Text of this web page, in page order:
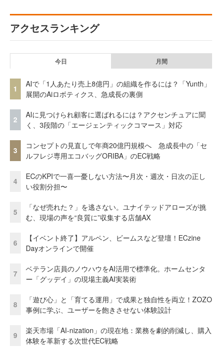
アクセスランキング
今日 月間
1
AIで「1人あたり売上8億円」の組織を作るには？「Yunth」
展開のAiロボティクス、急成長の裏側
2
AIに見つけられ顧客に選ばれるには？アクセンチュアに聞
く、3段階の「エージェンティックコマース」対応
3
コンセプトの見直しで年商20億円規模へ 急成長中の「セ
ルフレジ専用エコバッグORIBA」のEC戦略
4
ECのKPIで一喜一憂しない方法〜月次・週次・日次の正し
い役割分担〜
5
「なぜ売れた？」を逃さない。ユナイテッドアローズが挑
む、現場の声を“良質に”収集する店舗AX
6
【イベント終了】アルペン、ビームスなど登壇！ECzine
Dayオンラインで開催
7
ベテラン店員のノウハウをAI活用で標準化。ホームセンタ
ー「グッデイ」の現場主義AI実装術
8
「遊び心」と「育てる運用」で成果と独自性を両立！ZOZO
事例に学ぶ、ユーザーを飽きさせない体験設計
9
楽天市場「AI-nization」の現在地：業務を劇的削減し、購入
体験を革新する次世代EC戦略